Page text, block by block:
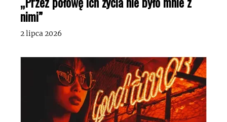
nimi”
2 lipca 2026